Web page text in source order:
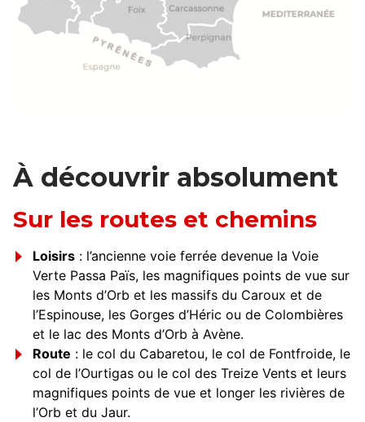
À découvrir absolument
Sur les routes et chemins
Loisirs : l’ancienne voie ferrée devenue la Voie
Verte Passa Païs, les magnifiques points de vue sur
les Monts d’Orb et les massifs du Caroux et de
l’Espinouse, les Gorges d’Héric ou de Colombières
et le lac des Monts d’Orb à Avène.
Route : le col du Cabaretou, le col de Fontfroide, le
col de l’Ourtigas ou le col des Treize Vents et leurs
magnifiques points de vue et longer les rivières de
l’Orb et du Jaur.